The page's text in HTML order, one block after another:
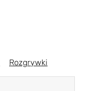
Rozgrywki